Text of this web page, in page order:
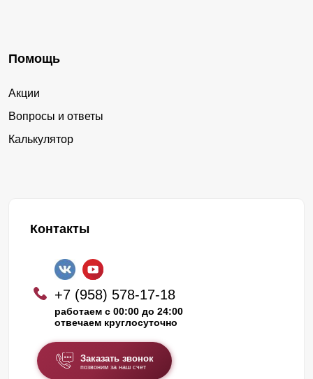
Помощь
Акции
Вопросы и ответы
Калькулятор
Контакты
+7 (958) 578-17-18
работаем с 00:00 до 24:00
отвечаем круглосуточно
Заказать звонок
позвоним за наш счет